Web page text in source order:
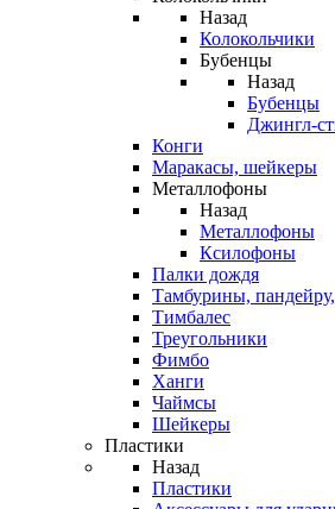
Назад
Колокольчики
Бубенцы
Назад
Бубенцы
Джингл-
Конги
Маракасы, шейкеры
Металлофоны
Назад
Металлофоны
Ксилофоны
Палки дождя
Тамбурины,
Тимбалес
Треугольники
Фимбо
Ханги
Чаймсы
Шейкеры
Пластики
Назад
Пластики